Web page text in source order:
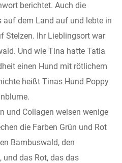
berichtet. Auch die
auf dem Land auf und lebte in
Stelzen. Ihr Lieblingsort war
Und wie Tina hatte Tatia
einen Hund mit rötlichem
heißt Tinas Hund Poppy
und Collagen weisen wenige
die Farben Grün und Rot
Bambuswald, den
und das Rot, das das